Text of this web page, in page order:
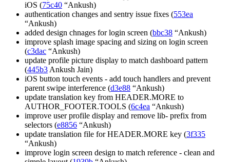
iOS (75c40 “Ankush)
authentication changes and sentry issue fixes (553ea
“Ankush)
added design chnages for login screen (bbc38 “Ankush)
improve splash image spacing and sizing on login screen
(c3dac “Ankush)
update profile picture display to match dashboard pattern
(445b3 Ankush Jain)
iOS button touch events - add touch handlers and prevent
parent swipe interference (d3e88 “Ankush)
update translation key from HEADER.MORE to
AUTHOR_FOOTER.TOOLS (6c4ea “Ankush)
improve user profile display and remove lib- prefix from
selectors (e8856 “Ankush)
update translation file for HEADER.MORE key (3f335
“Ankush)
improve login screen design to match reference - clean and